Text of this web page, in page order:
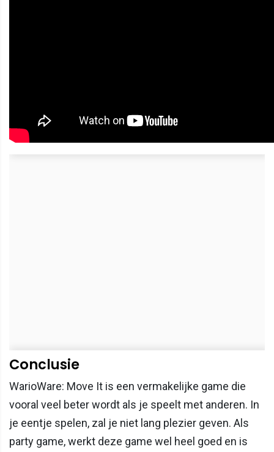
Conclusie
WarioWare: Move It is een vermakelijke game die
vooral veel beter wordt als je speelt met anderen. In
je eentje spelen, zal je niet lang plezier geven. Als
party game, werkt deze game wel heel goed en is